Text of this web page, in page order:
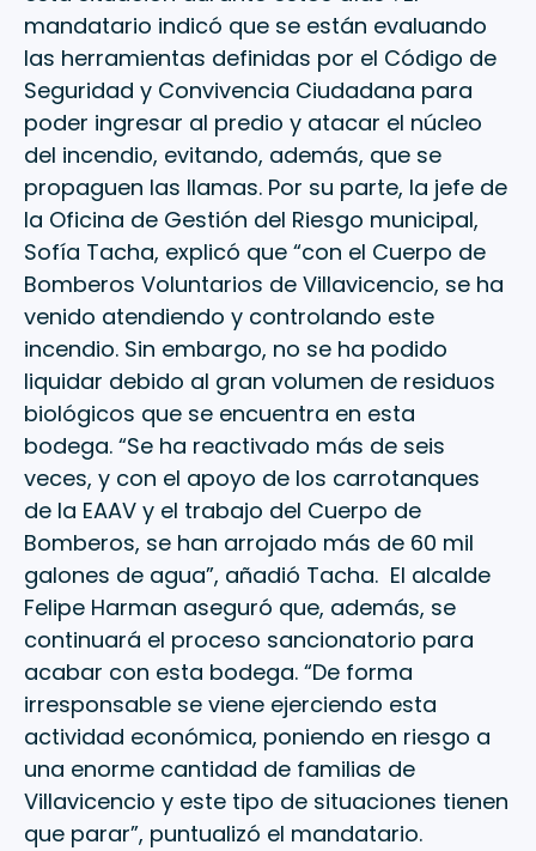
mandatario indicó que se están evaluando
las herramientas definidas por el Código de
Seguridad y Convivencia Ciudadana para
poder ingresar al predio y atacar el núcleo
del incendio, evitando, además, que se
propaguen las llamas. Por su parte, la jefe de
la Oficina de Gestión del Riesgo municipal,
Sofía Tacha, explicó que “con el Cuerpo de
Bomberos Voluntarios de Villavicencio, se ha
venido atendiendo y controlando este
incendio. Sin embargo, no se ha podido
liquidar debido al gran volumen de residuos
biológicos que se encuentra en esta
bodega. “Se ha reactivado más de seis
veces, y con el apoyo de los carrotanques
de la EAAV y el trabajo del Cuerpo de
Bomberos, se han arrojado más de 60 mil
galones de agua”, añadió Tacha. El alcalde
Felipe Harman aseguró que, además, se
continuará el proceso sancionatorio para
acabar con esta bodega. “De forma
irresponsable se viene ejerciendo esta
actividad económica, poniendo en riesgo a
una enorme cantidad de familias de
Villavicencio y este tipo de situaciones tienen
que parar”, puntualizó el mandatario.